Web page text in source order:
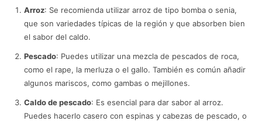
Arroz: Se recomienda utilizar arroz de tipo bomba o senia,
que son variedades típicas de la región y que absorben bien
el sabor del caldo.
Pescado: Puedes utilizar una mezcla de pescados de roca,
como el rape, la merluza o el gallo. También es común añadir
algunos mariscos, como gambas o mejillones.
Caldo de pescado: Es esencial para dar sabor al arroz.
Puedes hacerlo casero con espinas y cabezas de pescado, o